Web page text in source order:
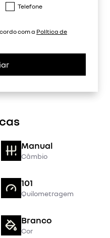
Telefone
com a Política de
Manual
Câmbio
Branco
Cor
101
Quilometragem